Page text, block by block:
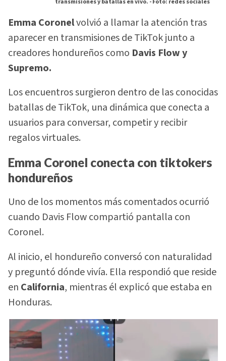
Emma Coronelvolvió a llamar la atención tras
aparecer en transmisiones de TikTok junto a
creadores hondureños como Davis Flow y
Supremo.
Los encuentros surgieron dentro de las conocidas
batallas de TikTok, una dinámica que conecta a
usuarios para conversar, competir y recibir
regalos virtuales.
Emma Coronel conecta con tiktokers
hondureños
Uno de los momentos más comentados ocurrió
cuando Davis Flow compartió pantalla con
Coronel.
Al inicio, el hondureño conversó con naturalidad
y preguntó dónde vivía. Ella respondió que reside
en California, mientras él explicó que estaba en
Honduras.